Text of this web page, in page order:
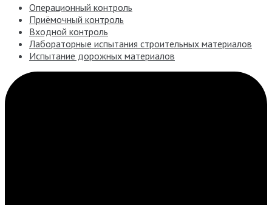
Операционный контроль
Приёмочный контроль
Входной контроль
Лабораторные испытания строительных материалов
Испытание дорожных материалов